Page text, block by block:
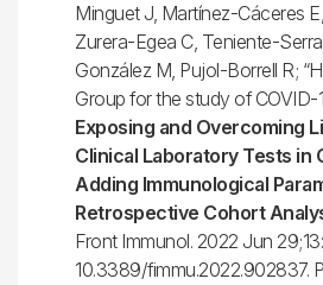
Minguet J, Martínez-Cáceres
Zurera-Egea C, Teniente-
González M, Pujol-Borrell R;
Group for the study of COVID-
Exposing and Overcoming
Clinical Laboratory Tests in
Adding Immunological
Retrospective Cohort
Front Immunol. 2022 Jun
10.3389/fimmu.2022.902837.